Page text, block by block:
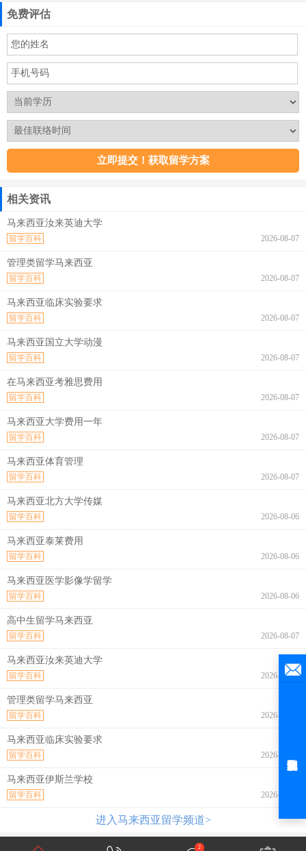
免费评估
相关资讯
马来西亚汝来英迪大学
2026-08-07
留学百科
管理类留学马来西亚
2026-08-07
留学百科
马来西亚临床实验要求
2026-08-07
留学百科
马来西亚国立大学动漫
2026-08-07
留学百科
在马来西亚考雅思费用
2026-08-07
留学百科
马来西亚大学费用一年
2026-08-07
留学百科
马来西亚体育管理
2026-08-07
留学百科
马来西亚北方大学传媒
2026-08-06
留学百科
马来西亚泰莱费用
2026-08-06
留学百科
马来西亚医学影像学留学
2026-08-06
留学百科
高中生留学马来西亚
2026-08-07
留学百科
马来西亚汝来英迪大学
2026-08-07
留学百科
管理类留学马来西亚
2026-08-07
留学百科
马来西亚临床实验要求
2026-08-07
留学百科
马来西亚伊斯兰学校
2026-08-07
留学百科
进入马来西亚留学频道>
2